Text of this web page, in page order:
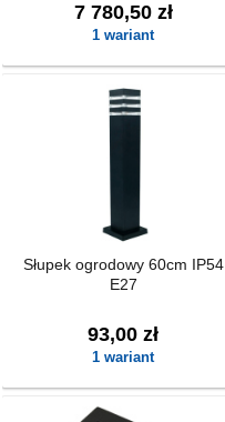
7 780,50 zł
1 wariant
Słupek ogrodowy 60cm IP54
E27
93,00 zł
1 wariant